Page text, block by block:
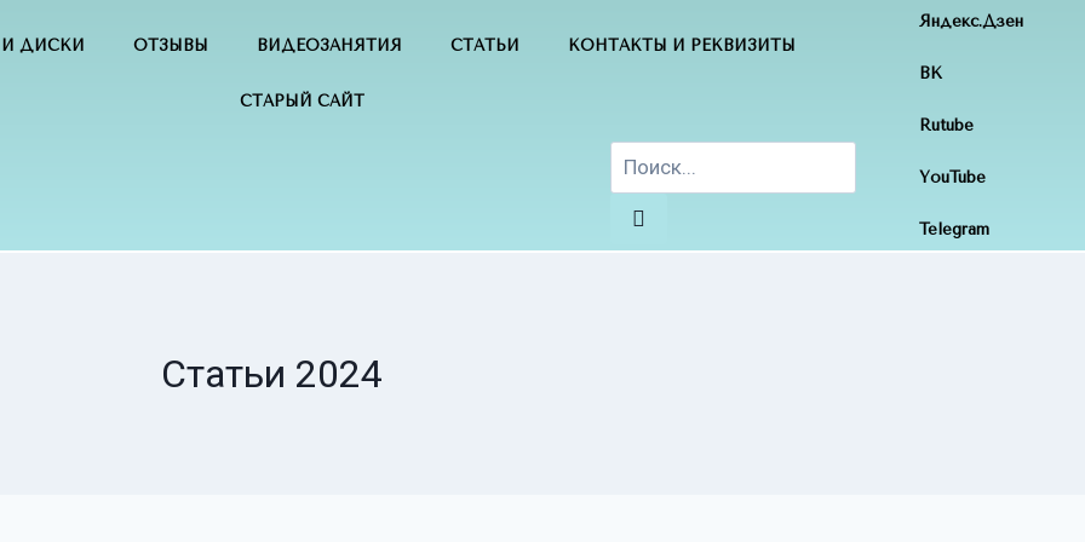
ДИСКИ ОТЗЫВЫ ВИДЕОЗАНЯТИЯ СТАТЬИ КОНТАКТЫ И РЕКВИЗИТЫ
СТАРЫЙ САЙТ
Яндекс.Дзен
ВК
Rutube
YouTube
Telegram
Статьи 2024